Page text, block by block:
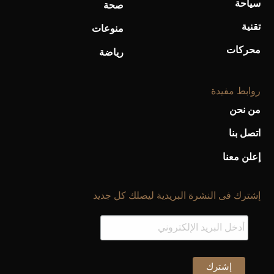
سياحة
تقنية
محركات
صحة
منوعات
رياضة
روابط مفيدة
من نحن
اتصل بنا
إعلن معنا
إشترك فى النشرة البريدية ليصلك كل جديد